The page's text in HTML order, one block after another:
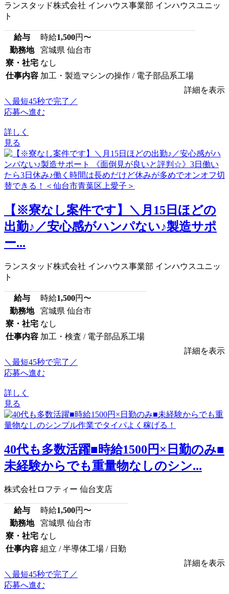
ランスタッド株式会社 インハウス事業部 インハウスユニッ
ト
給与 時給1,500円〜
勤務地
宮城県 仙台市
寮・社宅 なし
仕事内容 加工・製造マシンの操作 / 電子部品系工場
詳細を表示
＼最短45秒で完了／
応募へ進む
詳しく
見る
【※寮なし案件です】＼月15日ほどの
出勤♪／安心感がハンパない♪製造サポ
ー...
ランスタッド株式会社 インハウス事業部 インハウスユニッ
ト
給与 時給1,500円〜
勤務地
宮城県 仙台市
寮・社宅 なし
仕事内容 加工・検査 / 電子部品系工場
詳細を表示
＼最短45秒で完了／
応募へ進む
詳しく
見る
40代も多数活躍■時給1500円×日勤のみ■
未経験からでも重量物なしのシン...
株式会社ロフティー 仙台支店
給与 時給1,500円〜
勤務地
宮城県 仙台市
寮・社宅 なし
仕事内容 組立 / 半導体工場 / 日勤
詳細を表示
＼最短45秒で完了／
応募へ進む